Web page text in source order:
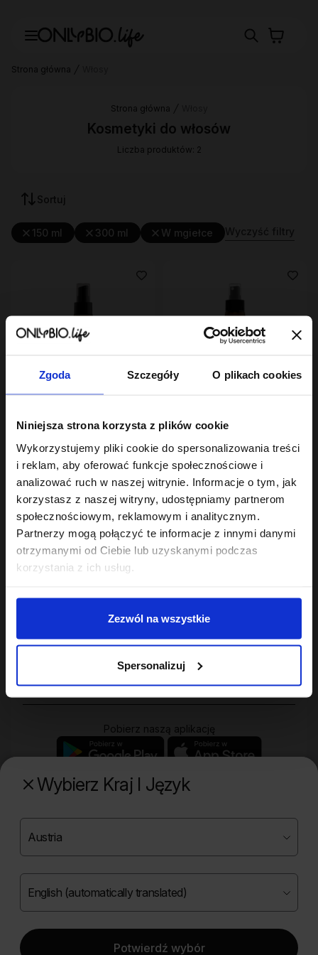
Zgoda Szczegóły O plikach cookies
Niniejsza strona korzysta z plików cookie
Wykorzystujemy pliki cookie do spersonalizowania treści
i reklam, aby oferować funkcje społecznościowe i
analizować ruch w naszej witrynie. Informacje o tym, jak
korzystasz z naszej witryny, udostępniamy partnerom
społecznościowym, reklamowym i analitycznym.
Partnerzy mogą połączyć te informacje z innymi danymi
otrzymanymi od Ciebie lub uzyskanymi podczas
korzystania z ich usług.
Zezwól na wszystkie
Spersonalizuj
Wybierz Kraj I Język
Potwierdź wybór
Strona główna
Strona główna
Kosmetyki do włosów
Liczba produktów: 2
Sortuj
150 ml 300 ml W mgiełce
Odżywka bez
spłukiwania 150ml
22,49 zł
obniżką:22,49 zł
Reaktywator skrętu w
mgiełce 300ml
24,49 zł
obniżką:24,49 zł
Sklep
Twoje konto
Pobierz naszą aplikację
Poznaj naszą drugą markę
English (automatically translated)